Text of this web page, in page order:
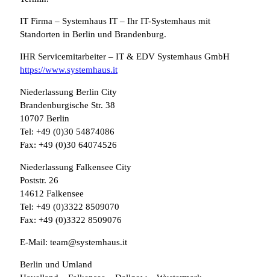
IT Firma – Systemhaus IT – Ihr IT-Systemhaus mit
Standorten in Berlin und Brandenburg.
IHR Servicemitarbeiter – IT & EDV Systemhaus GmbH
https://www.systemhaus.it
Niederlassung Berlin City
Brandenburgische Str. 38
10707 Berlin
Tel: +49 (0)30 54874086
Fax: +49 (0)30 64074526
Niederlassung Falkensee City
Poststr. 26
14612 Falkensee
Tel: +49 (0)3322 8509070
Fax: +49 (0)3322 8509076
E-Mail: team@systemhaus.it
Berlin und Umland